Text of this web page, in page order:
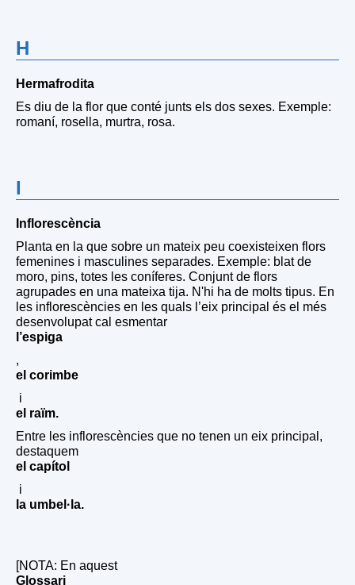
H
Hermafrodita
Es diu de la flor que conté junts els dos sexes. Exemple:
romaní, rosella, murtra, rosa.
I
Inflorescència
Planta en la que sobre un mateix peu coexisteixen flors
femenines i masculines separades. Exemple: blat de
moro, pins, totes les coníferes. Conjunt de flors
agrupades en una mateixa tija. N'hi ha de molts tipus. En
les inflorescències en les quals l’eix principal és el més
desenvolupat cal esmentar
l’espiga
,
el corimbe
i
el raïm.
Entre les inflorescències que no tenen un eix principal,
destaquem
el capítol
i
la umbel·la.
[NOTA: En aquest
Glossari